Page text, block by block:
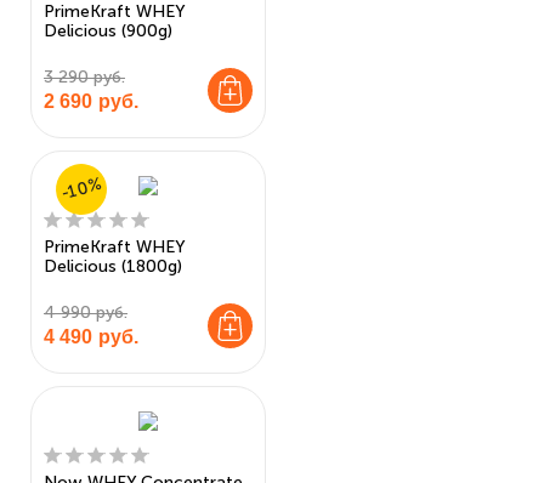
PrimeKraft WHEY
Delicious (900g)
3 290 руб.
2 690 руб.
PrimeKraft WHEY
Delicious (1800g)
4 990 руб.
4 490 руб.
-10%